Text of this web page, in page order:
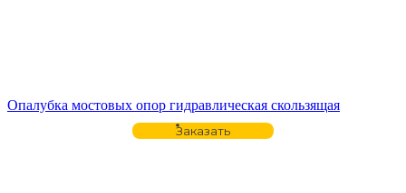
Опалубка мостовых опор гидравлическая скользящая
Заказать